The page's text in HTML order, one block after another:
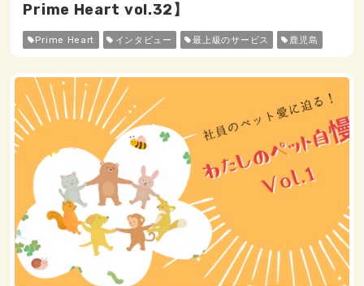
Prime Heart vol.32】
Prime Heart インタビュー 最上級のサービス 鹿児島